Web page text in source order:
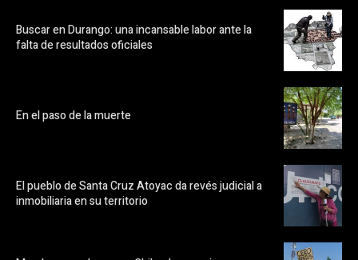
Buscar en Durango: una incansable labor ante la
falta de resultados oficiales
En el paso de la muerte
El pueblo de Santa Cruz Atoyac da revés judicial a
inmobiliaria en su territorio